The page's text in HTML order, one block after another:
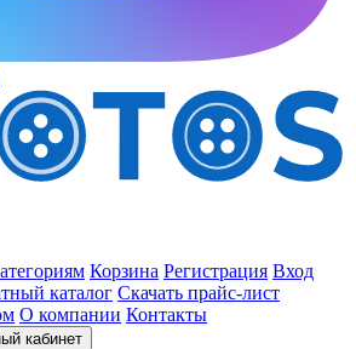
Корзина Регистрация Вход
каталог Скачать прайс-лист
О компании Контакты
кабинет